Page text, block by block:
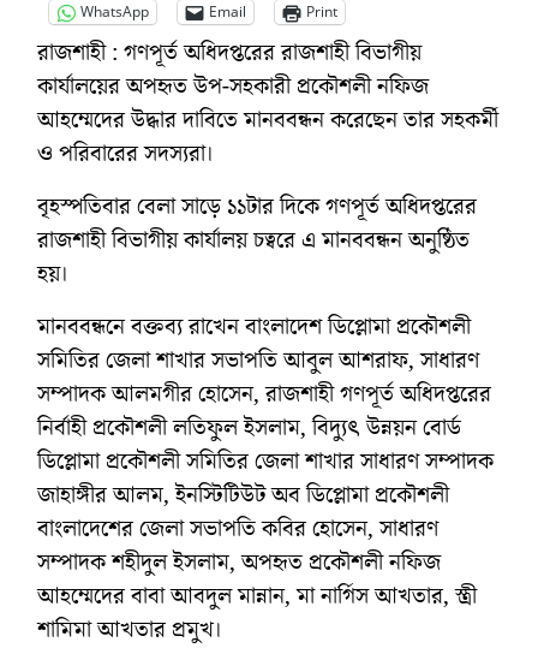
WhatsApp
Email Print
রাজশাহী : গণপূর্ত অধিদপ্তরের রাজশাহী বিভাগীয়
কার্যালয়ের অপহৃত উপ-সহকারী প্রকৌশলী নফিজ
আহম্মেদের উদ্ধার দাবিতে মানববন্ধন করেছেন তার সহকর্মী
ও পরিবারের সদস্যরা।
বৃহস্পতিবার বেলা সাড়ে ১১টার দিকে গণপূর্ত অধিদপ্তরের
রাজশাহী বিভাগীয় কার্যালয় চত্বরে এ মানববন্ধন অনুষ্ঠিত
হয়।
মানববন্ধনে বক্তব্য রাখেন বাংলাদেশ ডিপ্লোমা প্রকৌশলী
সমিতির জেলা শাখার সভাপতি আবুল আশরাফ, সাধারণ
সম্পাদক আলমগীর হোসেন, রাজশাহী গণপূর্ত অধিদপ্তরের
নির্বাহী প্রকৌশলী লতিফুল ইসলাম, বিদ্যুৎ উন্নয়ন বোর্ড
ডিপ্লোমা প্রকৌশলী সমিতির জেলা শাখার সাধারণ সম্পাদক
জাহাঙ্গীর আলম, ইনস্টিটিউট অব ডিপ্লোমা প্রকৌশলী
বাংলাদেশের জেলা সভাপতি কবির হোসেন, সাধারণ
সম্পাদক শহীদুল ইসলাম, অপহৃত প্রকৌশলী নফিজ
আহম্মেদের বাবা আবদুল মান্নান, মা নার্গিস আখতার, স্ত্রী
শামিমা আখতার প্রমুখ।